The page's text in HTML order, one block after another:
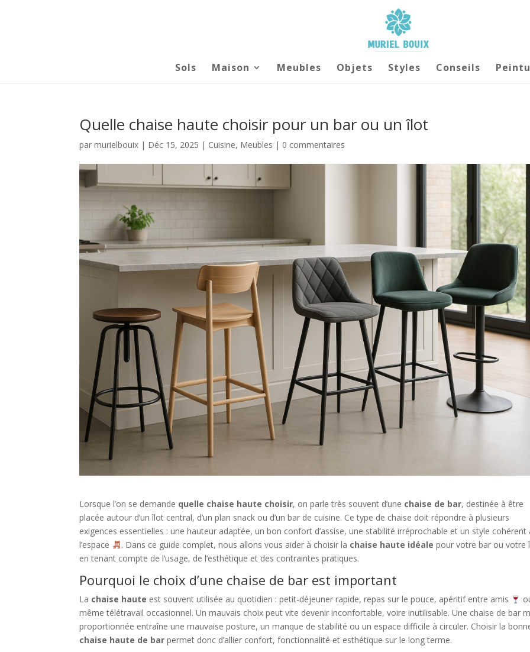
Sols Maison Meubles Objets Styles Conseils
Quelle chaise haute choisir pour un bar ou un îlot
parmurielbouix | Déc 15, 2025 | Cuisine, Meubles | 0 commentaires
Lorsque l’on se demande quelle chaise haute choisir, on parle très souvent d’une chaise de bar, destinée à être
placée autour d’un îlot central, d’un plan snack ou d’un bar de cuisine. Ce type de chaise doit répondre à plusieurs
exigences essentielles : une hauteur adaptée, un bon confort d’assise, une stabilité irréprochable et un style cohérent
l’espace
. Dans ce guide complet, nous allons vous aider à choisir la chaise haute idéale pour votre bar ou votre
en tenant compte de l’usage, de l’esthétique et des contraintes pratiques.
Pourquoi le choix d’une chaise de bar est important
La chaise haute est souvent utilisée au quotidien : petit-déjeuner rapide, repas sur le pouce, apéritif entre amis
même télétravail occasionnel. Un mauvais choix peut vite devenir inconfortable, voire inutilisable. Une chaise de bar
proportionnée entraîne une mauvaise posture, un manque de stabilité ou un espace difficile à circuler. Choisir la
chaise haute de bar permet donc d’allier confort, fonctionnalité et esthétique sur le long terme.